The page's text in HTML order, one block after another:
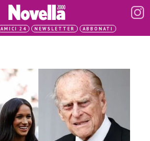
AMICI 24 NEWSLETTER ABBONATI